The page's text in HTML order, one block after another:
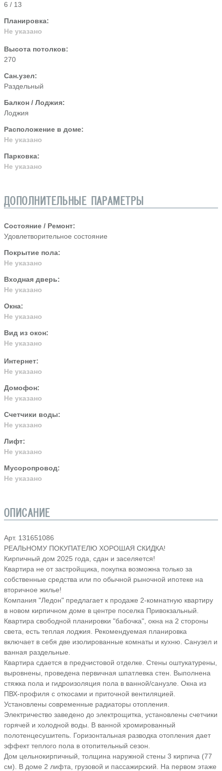
6 / 13
Планировка:
Не указано
Высота потолков:
270
Сан.узел:
Раздельный
Балкон / Лоджия:
Лоджия
Расположение в доме:
Не указано
Парковка:
Не указано
ДОПОЛНИТЕЛЬНЫЕ ПАРАМЕТРЫ
Состояние / Ремонт:
Удовлетворительное состояние
Покрытие пола:
Не указано
Входная дверь:
Не указано
Окна:
Не указано
Вид из окон:
Не указано
Интернет:
Не указано
Домофон:
Не указано
Счетчики воды:
Не указано
Лифт:
Не указано
Мусоропровод:
Не указано
ОПИСАНИЕ
Арт. 131651086
РЕАЛЬНОМУ ПОКУПАТЕЛЮ ХОРОШАЯ СКИДКА!
Кирпичный дом 2025 года, cдан и засeляется!
Квартира не от застройщика, покупка возможна только за
собственные средства или по обычной рыночной ипотеке на
вторичное жилье!
Компания "Ледон" предлагает к продаже 2-комнатную квартиру
в новом кирпичном доме в центре поселка Привокзальный.
Квартира свободной планировки "бабочка", окна на 2 стороны
света, есть теплая лоджия. Рекомендуемая планировка
включает в себя две изолированные комнаты и кухню. Санузел и
ванная раздельные.
Квартира сдается в предчистовой отделке. Стены оштукатурены,
выровнены, проведена первичная шпатлевка стен. Выполнена
стяжка пола и гидроизоляция пола в ванной/санузле. Окна из
ПВХ-профиля с откосами и приточной вентиляцией.
Установлены современные радиаторы отопления.
Электричество заведено до электрощитка, установлены счетчики
горячей и холодной воды. В ванной хромированный
полотенцесушитепь. Горизонтальная разводка отопления дает
эффект теплого пола в отопительный сезон.
Дом цельнокирпичный, толщина наружной стены 3 кирпича (77
см). В доме 2 лифта, грузовой и пассажирский. На первом этаже